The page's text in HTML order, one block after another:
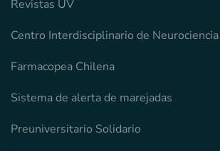
Revistas UV
Centro Interdisciplinario de
Farmacopea Chilena
Sistema de alerta de marejadas
Preuniversitario Solidario